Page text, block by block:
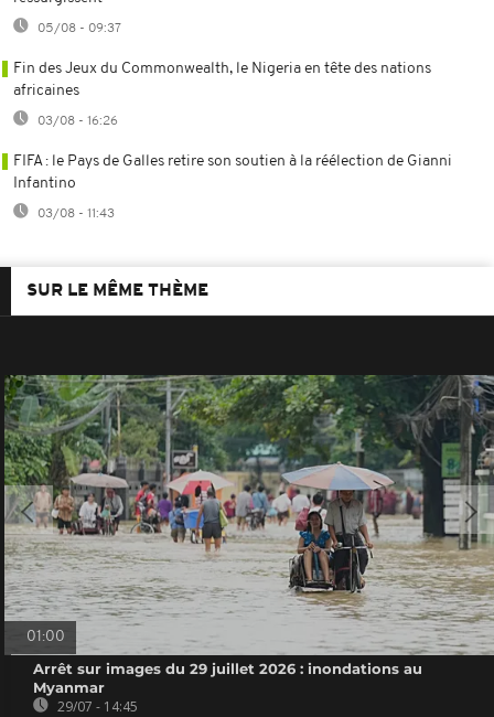
05/08 - 09:37
Fin des Jeux du Commonwealth, le Nigeria en tête des nations
africaines
03/08 - 16:26
FIFA : le Pays de Galles retire son soutien à la réélection de Gianni
Infantino
03/08 - 11:43
SUR LE MÊME THÈME
01:00
Arrêt sur images du 29 juillet 2026 : inondations au
Myanmar
29/07 - 14:45